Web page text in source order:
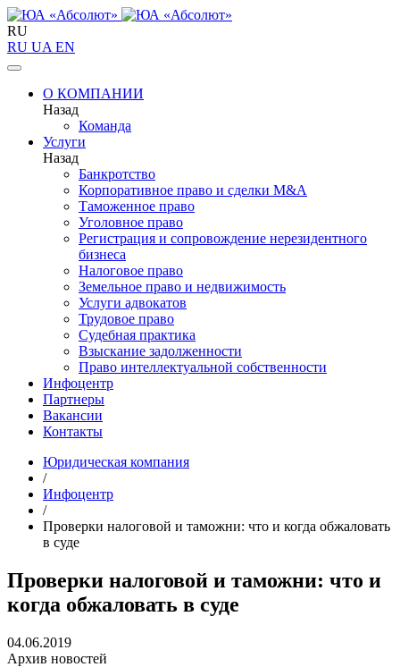
RU
RU UA EN
О КОМПАНИИ
Назад
Команда
Услуги
Назад
Банкротство
Корпоративное право и сделки M&A
Таможенное право
Уголовное право
Регистрация и сопровождение нерезидентного
бизнеса
Налоговое право
Земельное право и недвижимость
Услуги адвокатов
Трудовое право
Судебная практика
Взыскание задолженности
Право интеллектуальной собственности
Инфоцентр
Партнеры
Вакансии
Контакты
Юридическая компания
/
Инфоцентр
/
Проверки налоговой и таможни: что и когда обжаловать
в суде
Проверки налоговой и таможни: что и
когда обжаловать в суде
04.06.2019
Архив новостей